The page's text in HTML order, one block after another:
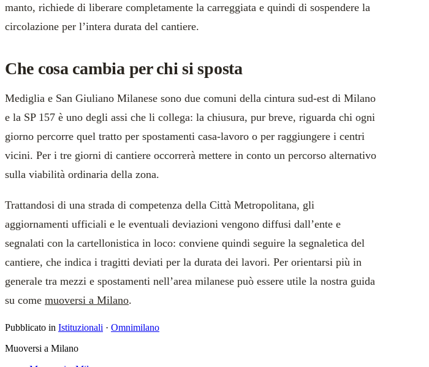
manto, richiede di liberare completamente la carreggiata e quindi di sospendere la
circolazione per l’intera durata del cantiere.
Che cosa cambia per chi si sposta
Mediglia e San Giuliano Milanese sono due comuni della cintura sud-est di Milano
e la SP 157 è uno degli assi che li collega: la chiusura, pur breve, riguarda chi ogni
giorno percorre quel tratto per spostamenti casa-lavoro o per raggiungere i centri
vicini. Per i tre giorni di cantiere occorrerà mettere in conto un percorso alternativo
sulla viabilità ordinaria della zona.
Trattandosi di una strada di competenza della Città Metropolitana, gli
aggiornamenti ufficiali e le eventuali deviazioni vengono diffusi dall’ente e
segnalati con la cartellonistica in loco: conviene quindi seguire la segnaletica del
cantiere, che indica i tragitti deviati per la durata dei lavori. Per orientarsi più in
generale tra mezzi e spostamenti nell’area milanese può essere utile la nostra guida
su come muoversi a Milano.
Pubblicato in Istituzionali · Omnimilano
Muoversi a Milano